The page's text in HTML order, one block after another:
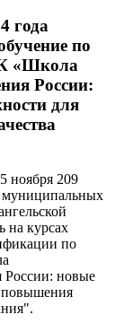
года
по
«Школа
России:
для
ноября 209
муниципальных
на курсах
по
новые
повышения